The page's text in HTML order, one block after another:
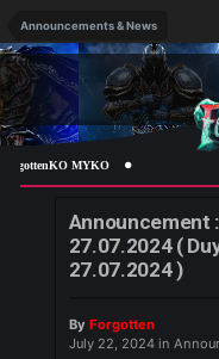
Announcements & News
MYKO
27.07.2024 (
27.07.2024 )